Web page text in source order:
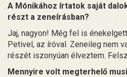
A Mónikához írtatok saját
részt a zeneírásban?
Jaj, nagyon! Még fel is
Petivel, az íróval. Zeneileg nem
részét iszonyúan élveztem.
Mennyire volt megterhelő